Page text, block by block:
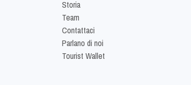
Storia
Team
Contattaci
Parlano di noi
Tourist Wallet